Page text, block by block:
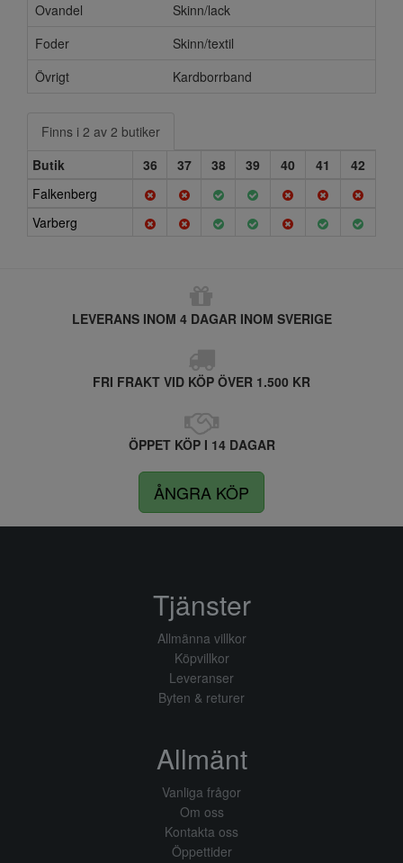
Ovandel
Skinn/lack
Foder
Skinn/textil
Övrigt
Kardborrband
Finns i 2 av 2 butiker
Butik
36 37 38 39 40 41
42
Falkenberg
Varberg
LEVERANS INOM 4 DAGAR INOM SVERIGE
FRI FRAKT VID KÖP ÖVER 1.500 KR
ÖPPET KÖP I 14 DAGAR
ÅNGRA KÖP
Tjänster
Allmänna villkor
Köpvillkor
Leveranser
Byten & returer
Allmänt
Vanliga frågor
Om oss
Kontakta oss
Öppettider